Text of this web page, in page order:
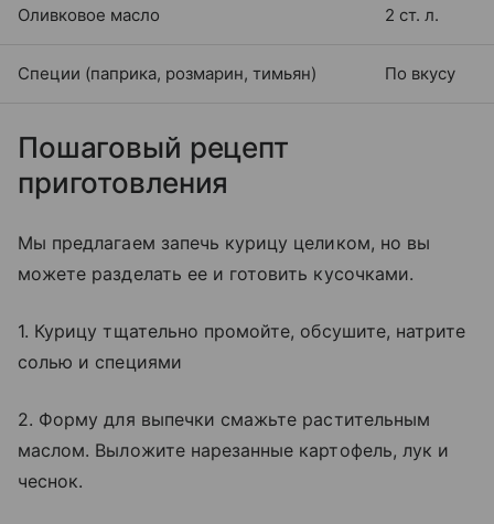
Оливковое масло 2 ст. л.
Специи (паприка, розмарин, тимьян) По вкусу
Пошаговый рецепт
приготовления
Мы предлагаем запечь курицу целиком, но вы
можете разделать ее и готовить кусочками.
1. Курицу тщательно промойте, обсушите, натрите
солью и специями
2. Форму для выпечки смажьте растительным
маслом. Выложите нарезанные картофель, лук и
чеснок.